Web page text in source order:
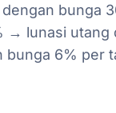
bunga
→ lunasi utang
bunga 6% per